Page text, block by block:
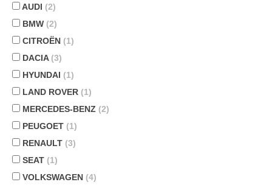
AUDI (2)
BMW (2)
CITROËN (1)
DACIA (3)
HYUNDAI (1)
LAND ROVER (1)
MERCEDES-BENZ (2)
PEUGOET (1)
RENAULT (3)
SEAT (1)
VOLKSWAGEN (4)